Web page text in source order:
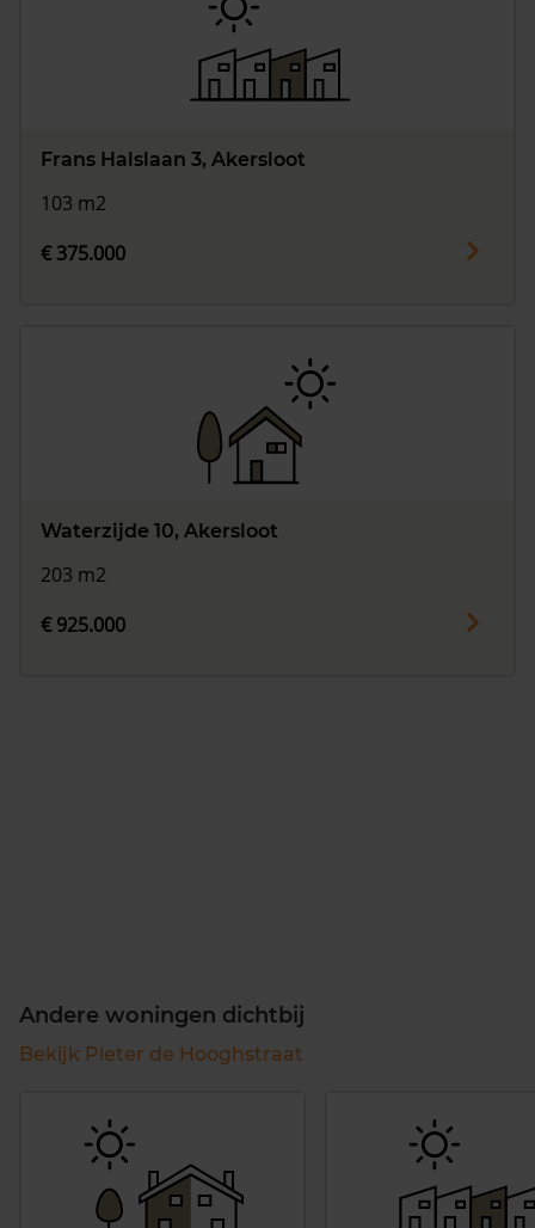
Frans Halslaan 3, Akersloot
103 m2
€ 375.000
Waterzijde 10, Akersloot
203 m2
€ 925.000
Andere woningen dichtbij
Bekijk Pieter de Hooghstraat